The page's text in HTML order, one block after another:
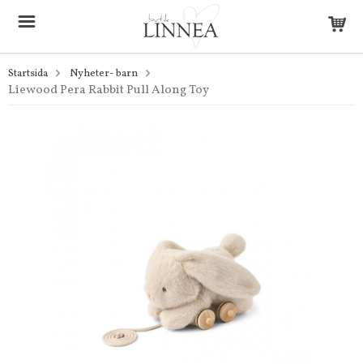
Startsida Nyheter- barn
Liewood Pera Rabbit Pull Along Toy